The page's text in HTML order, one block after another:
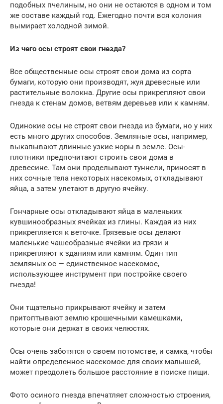
подобных пчелиным, но они не остаются в одном и том
же составе каждый год. Ежегодно почти вся колония
вымирает холодной зимой.
Из чего осы строят свои гнезда?
Все общественные осы строят свои дома из сорта
бумаги, которую они производят, жуя древесные или
растительные волокна. Другие осы прикрепляют свои
гнезда к стенам домов, ветвям деревьев или к камням.
Одинокие осы не строят свои гнезда из бумаги, но у них
есть много других способов. Земляные осы, например,
выкапывают длинные узкие норы в земле. Осы-
плотники предпочитают строить свои дома в
древесине. Там они проделывают туннели, приносят в
них сочные тела некоторых насекомых, откладывают
яйца, а затем улетают в другую ячейку.
Гончарные осы откладывают яйца в маленьких
кувшинообразных ячейках из глины. Каждая из них
прикрепляется к веточке. Грязевые осы делают
маленькие чашеобразные ячейки из грязи и
прикрепляют к зданиям или камням. Один тип
земляных ос — единственное насекомое,
использующее инструмент при постройке своего
гнезда!
Они тщательно прикрывают ячейку и затем
притоптывают землю крошечными камешками,
которые они держат в своих челюстях.
Осы очень заботятся о своем потомстве, и самка, чтобы
найти определенное насекомое для своих малышей,
может преодолеть большое расстояние в поиске пищи.
Фото осиного гнезда впечатляет сложностью строения,